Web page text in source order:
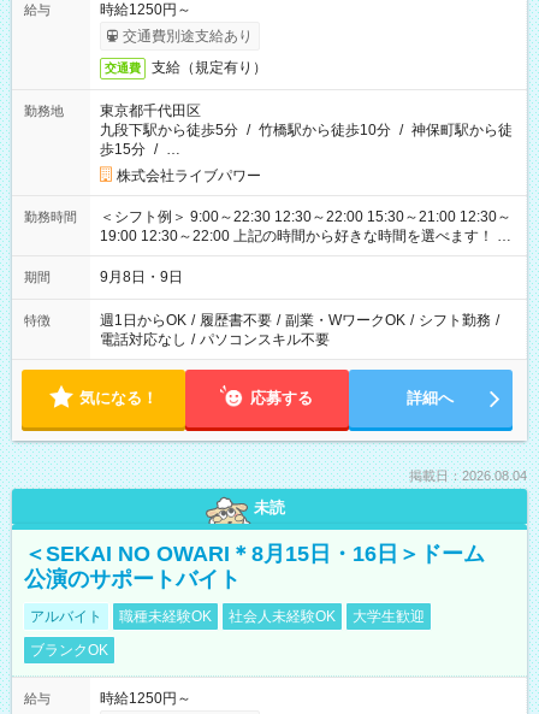
給与
時給1250円～
交通費別途支給あり
交通費 支給（規定有り）
勤務地
東京都千代田区
九段下駅から徒歩5分 / 竹橋駅から徒歩10分 / 神保町駅から徒
歩15分 / …
株式会社ライブパワー
勤務時間
＜シフト例＞ 9:00～22:30 12:30～22:00 15:30～21:00 12:30～
19:00 12:30～22:00 上記の時間から好きな時間を選べます！ ※
時間は変更となる可能性があります
期間 9月8日・9日
特徴 週1日からOK / 履歴書不要 / 副業・WワークOK / シフト勤務 /
電話対応なし / パソコンスキル不要
気になる！ 応募する 詳細へ
掲載日：2026.08.04
未読
＜SEKAI NO OWARI＊8月15日・16日＞ドーム
公演のサポートバイト
アルバイト 職種未経験OK 社会人未経験OK
大学生歓迎
ブランクOK
給与
時給1250円～